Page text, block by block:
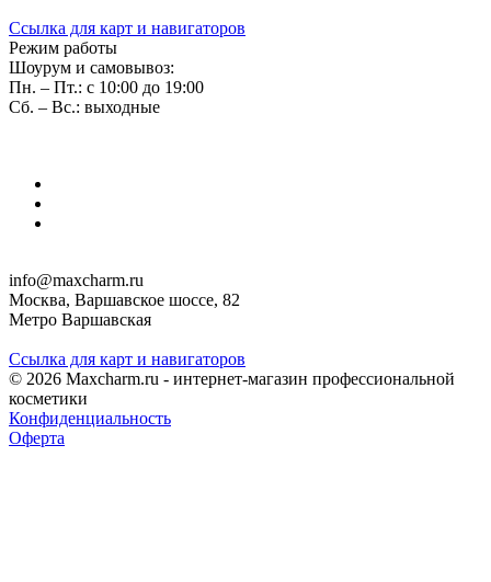
Ссылка для карт и навигаторов
Режим работы
Шоурум и самовывоз:
Пн. – Пт.: с 10:00 до 19:00
Сб. – Вс.: выходные
info@maxcharm.ru
Москва, Варшавское шоссе, 82
Метро Варшавская
Ссылка для карт и навигаторов
© 2026 Maxcharm.ru - интернет-магазин профессиональной
косметики
Конфиденциальность
Оферта